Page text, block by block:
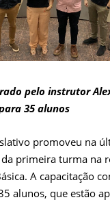
pelo instrutor
35 alunos
promoveu na
primeira turma na
A capacitação
alunos, que estão